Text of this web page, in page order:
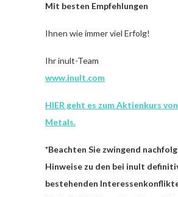
Mit besten Empfehlungen
Ihnen wie immer viel Erfolg!
Ihr inult-Team
www.inult.com
HIER geht es zum Aktienkurs
Metals.
*Beachten Sie zwingend
Hinweise zu den bei inult
bestehenden